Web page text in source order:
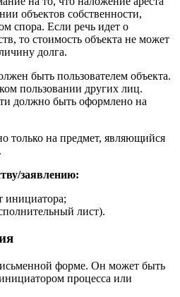
объектов собственности,
спора. Если речь идет о
то стоимость объекта не может
долга.
быть пользователем объекта.
пользовании других лиц.
должно быть оформлено на
только на предмет, являющийся
заявлению:
инициатора;
лист).
форме. Он может быть
процесса или